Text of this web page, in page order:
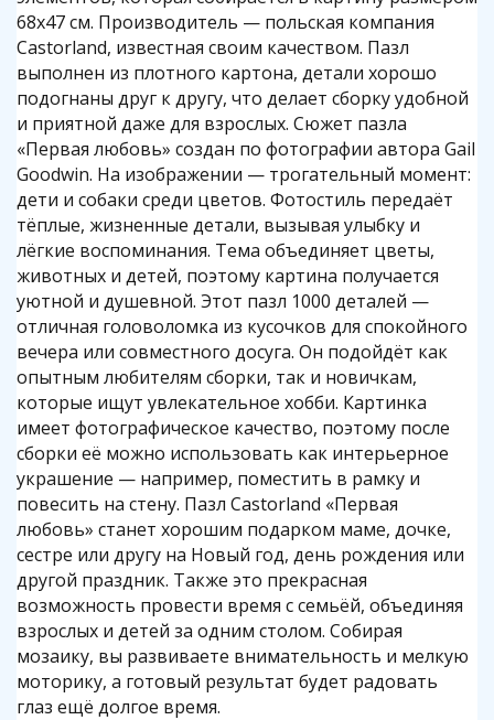
68x47 см. Производитель — польская компания
Castorland, известная своим качеством. Пазл
выполнен из плотного картона, детали хорошо
подогнаны друг к другу, что делает сборку удобной
и приятной даже для взрослых. Сюжет пазла
«Первая любовь» создан по фотографии автора Gail
Goodwin. На изображении — трогательный момент:
дети и собаки среди цветов. Фотостиль передаёт
тёплые, жизненные детали, вызывая улыбку и
лёгкие воспоминания. Тема объединяет цветы,
животных и детей, поэтому картина получается
уютной и душевной. Этот пазл 1000 деталей —
отличная головоломка из кусочков для спокойного
вечера или совместного досуга. Он подойдёт как
опытным любителям сборки, так и новичкам,
которые ищут увлекательное хобби. Картинка
имеет фотографическое качество, поэтому после
сборки её можно использовать как интерьерное
украшение — например, поместить в рамку и
повесить на стену. Пазл Castorland «Первая
любовь» станет хорошим подарком маме, дочке,
сестре или другу на Новый год, день рождения или
другой праздник. Также это прекрасная
возможность провести время с семьёй, объединяя
взрослых и детей за одним столом. Собирая
мозаику, вы развиваете внимательность и мелкую
моторику, а готовый результат будет радовать
глаз ещё долгое время.